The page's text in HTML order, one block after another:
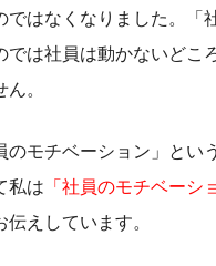
ではなくなりました。「
では社員は動かないどこ
。
モチベーション」とい
私は 「社員のモチベーシ
伝えしています。